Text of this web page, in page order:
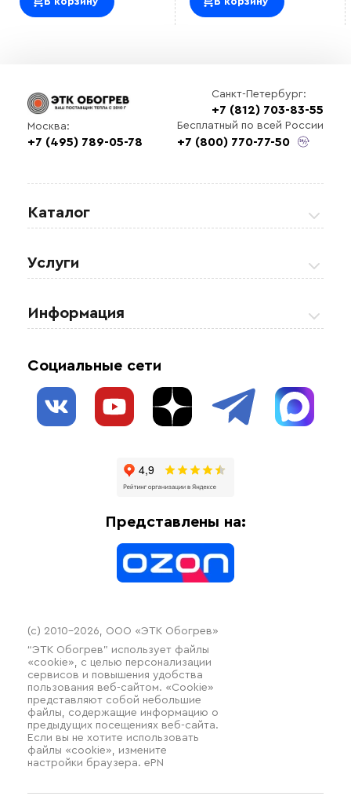
Санкт-Петербург:
+7 (812) 703-83-55
Москва:
+7 (495) 789-05-78
Бесплатный по всей России
+7 (800) 770-77-50
Каталог
Регулирующая аппаратура
Взрывозащищенное оборудование
Системы защиты от протечки
Отопительное оборудование
Услуги
Обогрев резервуаров
Обогрев трубопроводов
Информация
Блог
Социальные сети
Представлены на:
(c) 2010–2026, ООО «ЭТК Обогрев»
“ЭТК Обогрев” использует файлы
«cookie», с целью персонализации
сервисов и повышения удобства
пользования веб-сайтом. «Cookie»
представляют собой небольшие
файлы, содержащие информацию о
предыдущих посещениях веб-сайта.
Если вы не хотите использовать
файлы «cookie», измените
настройки браузера. ePN